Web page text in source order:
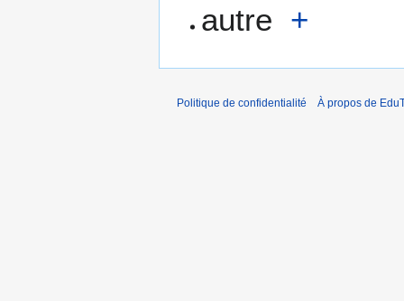
autre +
Politique de confidentialité À propos de